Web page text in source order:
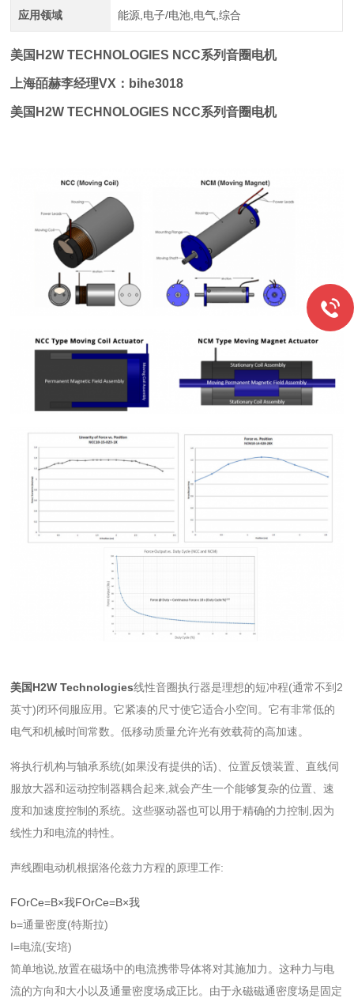
应用领域 能源,电子/电池,电气,综合
美国H2W TECHNOLOGIES NCC系列音圈电机
上海皕赫李经理VX：bihe3018
美国H2W TECHNOLOGIES NCC系列音圈电机
美国H2W Technologies线性音圈执行器是理想的短冲程(通常不到2
英寸)闭环伺服应用。它紧凑的尺寸使它适合小空间。它有非常低的
电气和机械时间常数。低移动质量允许光有效载荷的高加速。
将执行机构与轴承系统(如果没有提供的话)、位置反馈装置、直线伺
服放大器和运动控制器耦合起来,就会产生一个能够复杂的位置、速
度和加速度控制的系统。这些驱动器也可以用于精确的力控制,因为
线性力和电流的特性。
声线圈电动机根据洛伦兹力方程的原理工作:
FOrCe=B×我FOrCe=B×我
b=通量密度(特斯拉)
I=电流(安培)
简单地说,放置在磁场中的电流携带导体将对其施加力。这种力与电
流的方向和大小以及通量密度场成正比。由于永磁磁通密度场是固定